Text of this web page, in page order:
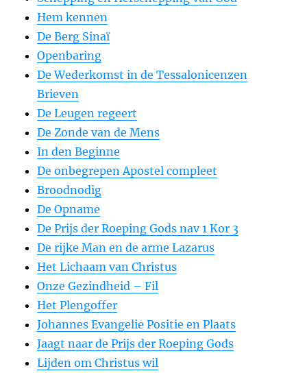
Hem kennen
De Berg Sinaï
Openbaring
De Wederkomst in de Tessalonicenzen
Brieven
De Leugen regeert
De Zonde van de Mens
In den Beginne
De onbegrepen Apostel compleet
Broodnodig
De Opname
De Prijs der Roeping Gods nav 1 Kor 3
De rijke Man en de arme Lazarus
Het Lichaam van Christus
Onze Gezindheid – Fil
Het Plengoffer
Johannes Evangelie Positie en Plaats
Jaagt naar de Prijs der Roeping Gods
Lijden om Christus wil